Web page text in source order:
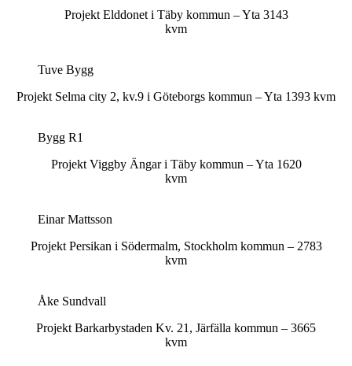
Projekt Elddonet i Täby kommun – Yta 3143
kvm
Tuve Bygg
Projekt Selma city 2, kv.9 i Göteborgs kommun – Yta 1393 kvm
Bygg R1
Projekt Viggby Ängar i Täby kommun – Yta 1620
kvm
Einar Mattsson
Projekt Persikan i Södermalm, Stockholm kommun – 2783
kvm
Åke Sundvall
Projekt Barkarbystaden Kv. 21, Järfälla kommun – 3665
kvm